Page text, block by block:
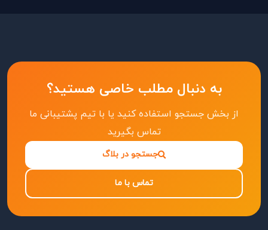
به دنبال مطلب خاصی هستید؟
از بخش جستجو استفاده کنید یا با تیم پشتیبانی ما
تماس بگیرید
جستجو در بلاگ
تماس با ما